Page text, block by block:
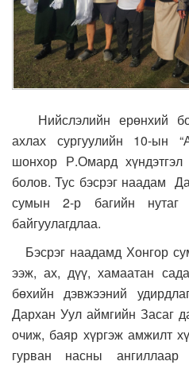
Нийслэлийн ерөнхий
ахлах сургуулийн 10-ын
шонхор Р.Омард
болов. Тус бэсрэг наадам
сумын 2-р багийн нутаг
байгуулагдлаа.
Бэсрэг наадамд Хонгор
ээж, ах, дүү, хамаатан
бөхийн дэвжээний
Дархан Уул аймгийн Засаг
очиж, баяр хүргэж амжилт
гурван насны ангиллаар